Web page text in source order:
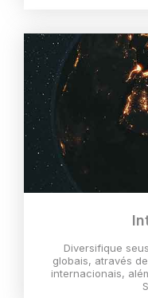
Diversifique
globais, através
internacionais,